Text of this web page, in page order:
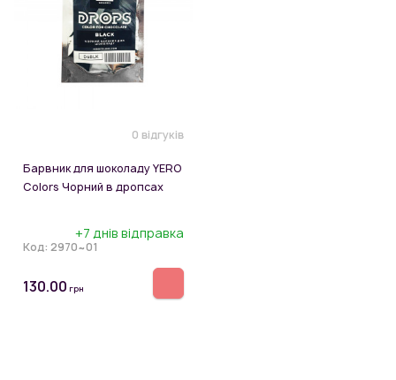
0 відгуків
Барвник для шоколаду YERO
Colors Чорний в дропсах
+7 днів відправка
Код: 2970~01
130.00 грн